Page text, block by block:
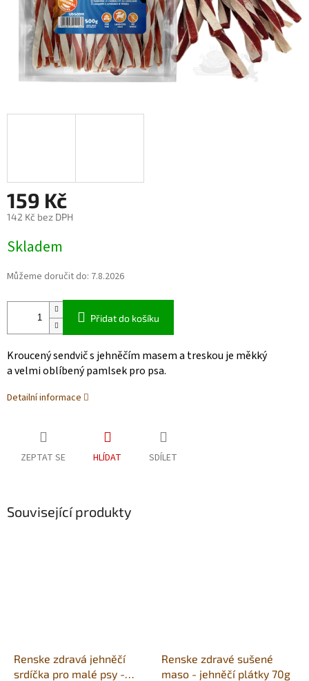
159 Kč
142 Kč bez DPH
cena:
Skladem
Můžeme doručit do: 7.8.2026
Přidat do košíku
Kroucený sendvič s jehněčím masem a treskou je měkký
a velmi oblíbený pamlsek pro psa.
Detailní informace
ZEPTAT SE HLÍDAT SDÍLET
Související produkty
Renske zdravá jehněčí
srdíčka pro malé psy -
Renske zdravé sušené
maso - jehněčí plátky 70g